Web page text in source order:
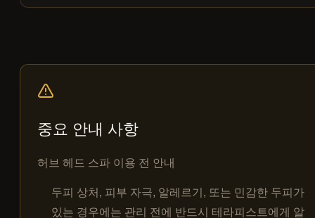
중요 안내 사항
허브 헤드 스파 이용 전 안내
두피 상처, 피부 자극, 알레르기, 또는 민감한 두피가
있는 경우에는 관리 전에 반드시 테라피스트에게 알